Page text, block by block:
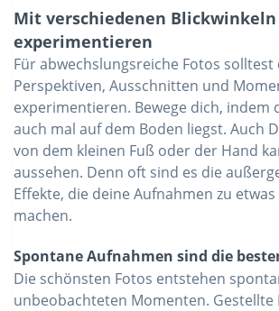
Mit verschiedenen Blickwinkeln
experimentieren
Für abwechslungsreiche Fotos
Perspektiven, Ausschnitten und
experimentieren. Bewege dich, indem
auch mal auf dem Boden liegst. Auch
von dem kleinen Fuß oder der Hand
aussehen. Denn oft sind es die
Effekte, die deine Aufnahmen zu
machen.
Spontane Aufnahmen sind die
Die schönsten Fotos entstehen
unbeobachteten Momenten.